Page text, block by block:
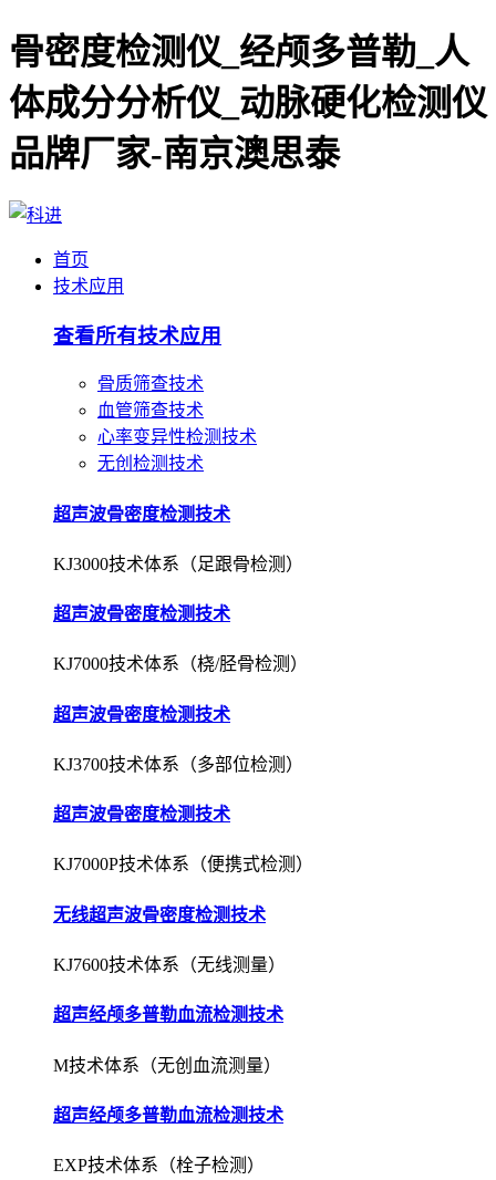
骨密度检测仪_经颅多普勒_人
体成分分析仪_动脉硬化检测仪
品牌厂家-南京澳思泰
首页
技术应用
查看所有技术应用
骨质筛查技术
血管筛查技术
心率变异性检测技术
无创检测技术
超声波骨密度检测技术
KJ3000技术体系（足跟骨检测）
超声波骨密度检测技术
KJ7000技术体系（桡/胫骨检测）
超声波骨密度检测技术
KJ3700技术体系（多部位检测）
超声波骨密度检测技术
KJ7000P技术体系（便携式检测）
无线超声波骨密度检测技术
KJ7600技术体系（无线测量）
超声经颅多普勒血流检测技术
M技术体系（无创血流测量）
超声经颅多普勒血流检测技术
EXP技术体系（栓子检测）